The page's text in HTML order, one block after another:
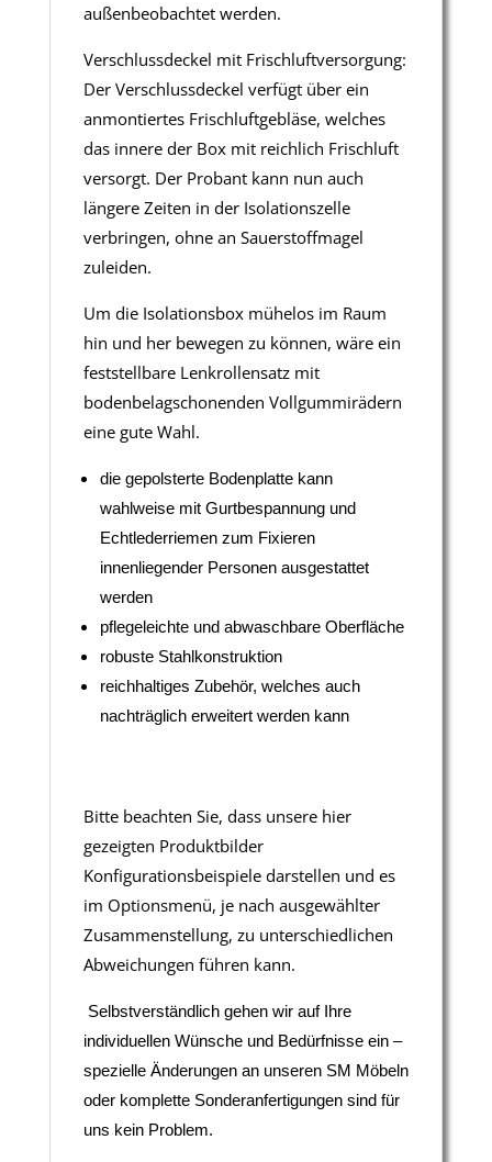
außenbeobachtet werden.
Verschlussdeckel mit Frischluftversorgung:
Der Verschlussdeckel verfügt über ein
anmontiertes Frischluftgebläse, welches
das innere der Box mit reichlich Frischluft
versorgt. Der Probant kann nun auch
längere Zeiten in der Isolationszelle
verbringen, ohne an Sauerstoffmagel
zuleiden.
Um die Isolationsbox mühelos im Raum
hin und her bewegen zu können, wäre ein
feststellbare Lenkrollensatz mit
bodenbelagschonenden Vollgummirädern
eine gute Wahl.
die gepolsterte Bodenplatte kann
wahlweise mit Gurtbespannung und
Echtlederriemen zum Fixieren
innenliegender Personen ausgestattet
werden
pflegeleichte und abwaschbare Oberfläche
robuste Stahlkonstruktion
reichhaltiges Zubehör, welches auch
nachträglich erweitert werden kann
Bitte beachten Sie, dass unsere hier
gezeigten Produktbilder
Konfigurationsbeispiele darstellen und es
im Optionsmenü, je nach ausgewählter
Zusammenstellung, zu unterschiedlichen
Abweichungen führen kann.
Selbstverständlich gehen wir auf Ihre
individuellen Wünsche und Bedürfnisse ein –
spezielle Änderungen an unseren SM Möbeln
oder komplette Sonderanfertigungen sind für
uns kein Problem.